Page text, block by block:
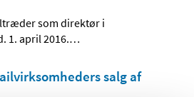
som direktør i
1. april 2016.…
salg af